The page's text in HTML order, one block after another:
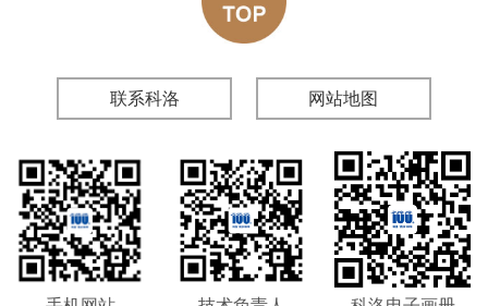
联系科洛 网站地图